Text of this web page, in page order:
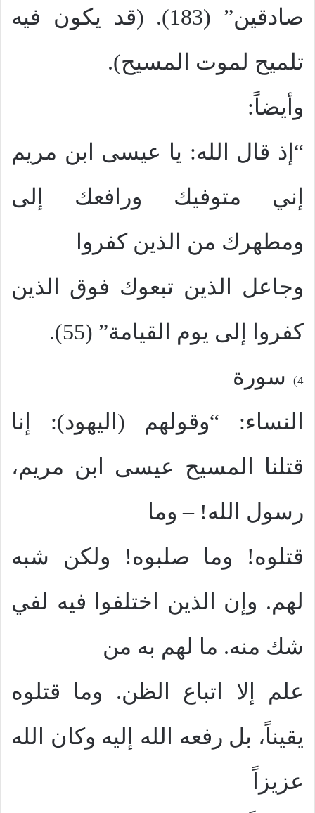
صادقين” (183). (قد يكون فيه
تلميح لموت المسيح).
وأيضاً:
“إذ قال الله: يا عيسى ابن مريم
إني متوفيك ورافعك إلى
ومطهرك من الذين كفروا
وجاعل الذين تبعوك فوق الذين
كفروا إلى يوم القيامة” (55).
4)
سورة
النساء: “وقولهم (اليهود): إنا
قتلنا المسيح عيسى ابن مريم،
رسول الله! – وما
قتلوه! وما صلبوه! ولكن شبه
لهم. وإن الذين اختلفوا فيه لفي
شك منه. ما لهم به من
علم إلا اتباع الظن. وما قتلوه
يقيناً، بل رفعه الله إليه وكان الله
عزيزاً